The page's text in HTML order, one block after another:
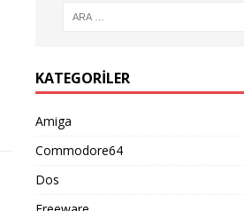
KATEGORILER
Amiga
Commodore64
Dos